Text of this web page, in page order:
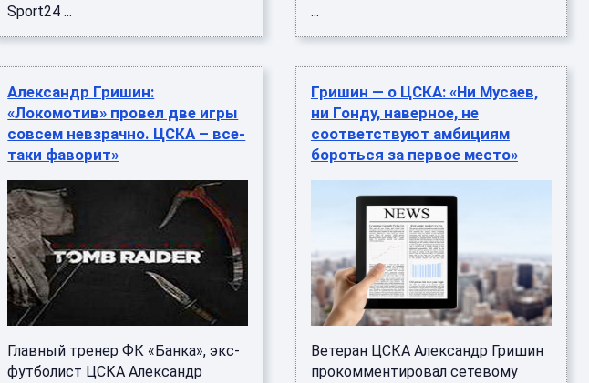
Sport24 ...
...
Александр Гришин:
«Локомотив» провел две игры
совсем невзрачно. ЦСКА – все-
таки фаворит»
Главный тренер ФК «Банка», экс-
футболист ЦСКА Александр
Гришин — о ЦСКА: «Ни Мусаев,
ни Гонду, наверное, не
соответствуют амбициям
бороться за первое место»
Ветеран ЦСКА Александр Гришин
прокомментировал сетевому